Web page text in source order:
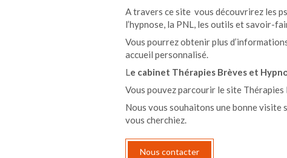
A travers ce site vous découvrirez les
l’hypnose, la PNL, les outils et savoir-
Vous pourrez obtenir plus
accueil personnalisé.
Le cabinet Thérapies Brèves et
Vous pouvez parcourir le site Thérapies
Nous vous souhaitons une bonne
vous cherchiez.
Nous contacter